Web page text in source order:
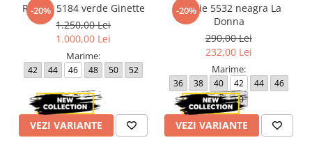
-20%
Rochie 5184 verde Ginette
1.250,00 Lei
1.000,00 Lei
Marime:
42 44 46 48 50 52
VEZI VARIANTE
-20%
Rochie 5532 neagra La
Donna
290,00 Lei
232,00 Lei
Marime:
36 38 40 42 44
46
48
50
VEZI VARIANTE